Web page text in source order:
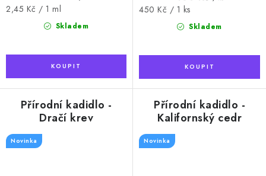
Skladem
Měrná
2,45 Kč / 1 ml
Skladem
Měrná
450 Kč / 1 ks
Přírodní kadidlo -
Dračí krev
Novinka
Přírodní kadidlo -
Kalifornský cedr
Novinka